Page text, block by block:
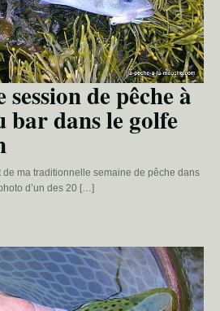
de pêche à
bar dans le golfe
de ma traditionnelle semaine de pêche dans
d’un des 20 […]